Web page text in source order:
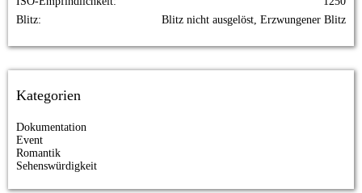
Blitz
Blitz nicht ausgelöst, Erzwungener Blitz
Kategorien
Dokumentation
Event
Romantik
Sehenswürdigkeit